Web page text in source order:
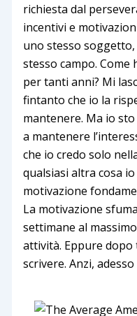
richiesta dal
incentivi e
uno stesso
stesso campo.
per tanti anni? Mi
fintanto che io la
mantenere. Ma io
a mantenere
che io credo solo
qualsiasi altra cosa
motivazione
La motivazione
settimane al
attività. Eppure dopo
scrivere. Anzi,